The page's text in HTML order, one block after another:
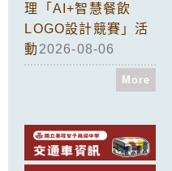
理「AI+智慧餐飲
LOGO設計競賽」活
動 2026-08-06
More